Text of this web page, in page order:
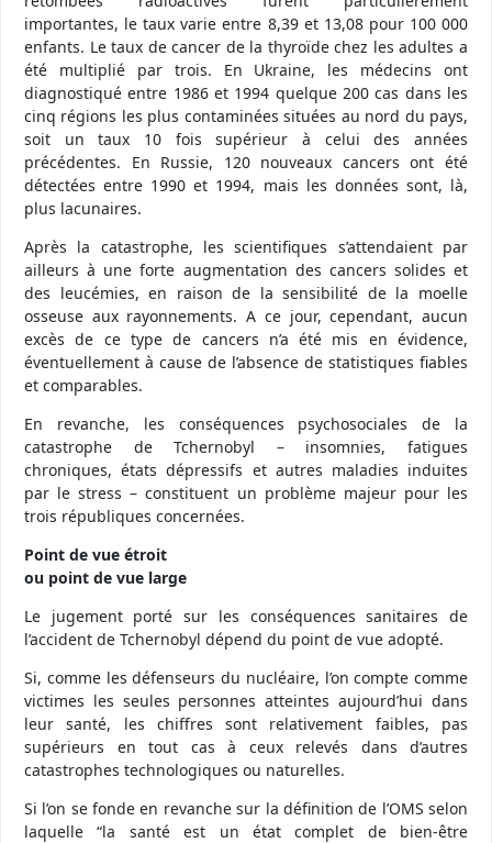
importantes, le taux varie entre 8,39 et 13,08 pour 100 000
enfants. Le taux de cancer de la thyroïde chez les adultes a
été multiplié par trois. En Ukraine, les médecins ont
diagnostiqué entre 1986 et 1994 quelque 200 cas dans les
cinq régions les plus contaminées situées au nord du pays,
soit un taux 10 fois supérieur à celui des années
précédentes. En Russie, 120 nouveaux cancers ont été
détectées entre 1990 et 1994, mais les données sont, là,
plus lacunaires.
Après la catastrophe, les scientifiques s’attendaient par
ailleurs à une forte augmentation des cancers solides et
des leucémies, en raison de la sensibilité de la moelle
osseuse aux rayonnements. A ce jour, cependant, aucun
excès de ce type de cancers n’a été mis en évidence,
éventuellement à cause de l’absence de statistiques fiables
et comparables.
En revanche, les conséquences psychosociales de la
catastrophe de Tchernobyl – insomnies, fatigues
chroniques, états dépressifs et autres maladies induites
par le stress – constituent un problème majeur pour les
trois républiques concernées.
Point de vue étroit
ou point de vue large
Le jugement porté sur les conséquences sanitaires de
l’accident de Tchernobyl dépend du point de vue adopté.
Si, comme les défenseurs du nucléaire, l’on compte comme
victimes les seules personnes atteintes aujourd’hui dans
leur santé, les chiffres sont relativement faibles, pas
supérieurs en tout cas à ceux relevés dans d’autres
catastrophes technologiques ou naturelles.
Si l’on se fonde en revanche sur la définition de l’OMS selon
laquelle “la santé est un état complet de bien-être